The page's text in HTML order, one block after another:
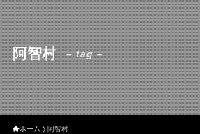
阿智村 – tag –
ホーム 阿智村